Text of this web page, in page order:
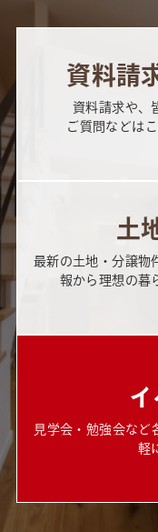
資料請
資料請求や、
ご質問などは
土
最新の土地・分譲物
報から理想の暮
見学会・勉強会など
軽